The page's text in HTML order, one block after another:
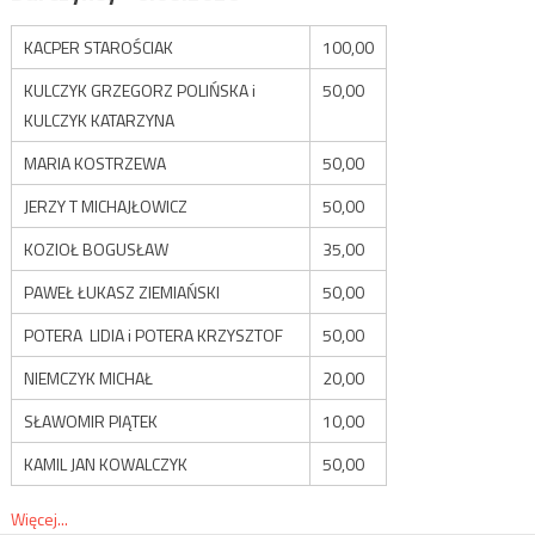
KACPER STAROŚCIAK
100,00
KULCZYK GRZEGORZ POLIŃSKA i
KULCZYK KATARZYNA
50,00
MARIA KOSTRZEWA
50,00
JERZY T MICHAJŁOWICZ
50,00
KOZIOŁ BOGUSŁAW
35,00
PAWEŁ ŁUKASZ ZIEMIAŃSKI
50,00
POTERA LIDIA i POTERA KRZYSZTOF
50,00
NIEMCZYK MICHAŁ
20,00
SŁAWOMIR PIĄTEK
10,00
KAMIL JAN KOWALCZYK
50,00
Więcej...